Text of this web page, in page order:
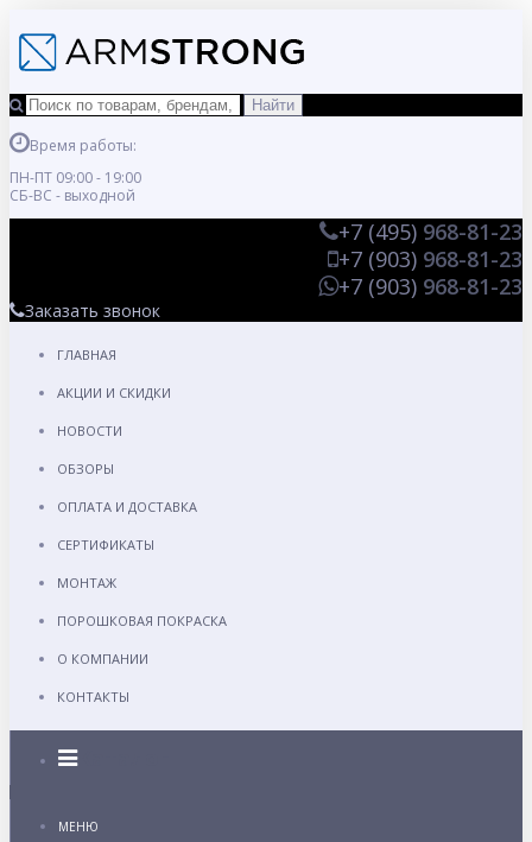
Время работы:
ПН-ПТ 09:00 - 19:00
СБ-ВС - выходной
+7 (495) 968-81-23
+7 (903) 968-81-23
+7 (903) 968-81-23
Заказать звонок
ГЛАВНАЯ
АКЦИИ И СКИДКИ
НОВОСТИ
ОБЗОРЫ
ОПЛАТА И ДОСТАВКА
СЕРТИФИКАТЫ
МОНТАЖ
ПОРОШКОВАЯ ПОКРАСКА
О КОМПАНИИ
КОНТАКТЫ
Каталог
МЕНЮ